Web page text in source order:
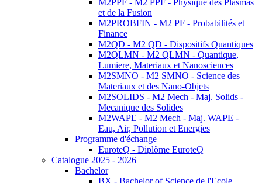
M2PPF - M2 PPF - Physique des Plasmas
et de la Fusion
M2PROBFIN - M2 PF - Probabilités et
Finance
M2QD - M2 QD - Dispositifs Quantiques
M2QLMN - M2 QLMN - Quantique,
Lumiere, Materiaux et Nanosciences
M2SMNO - M2 SMNO - Science des
Materiaux et des Nano-Objets
M2SOLIDS - M2 Mech - Maj. Solids -
Mecanique des Solides
M2WAPE - M2 Mech - Maj. WAPE -
Eau, Air, Pollution et Energies
Programme d'échange
EuroteQ - Diplôme EuroteQ
Catalogue 2025 - 2026
Bachelor
BX - Bachelor of Science de l'Ecole